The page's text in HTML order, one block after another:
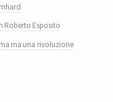
Roberto Esposito
ma una rivoluzione